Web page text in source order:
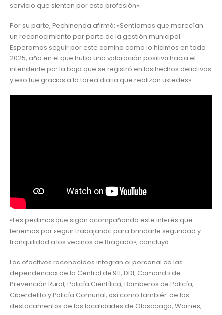
servicio que sienten por esta profesión».
Por su parte, Pechinenda afirmó: «Sentíamos que merecían
un reconocimiento por parte de la gestión municipal.
Esperamos seguir por este camino como lo hicimos en todo
2025, año en el que hubo una valoración positiva hacia el
intendente por la baja que se registró en los hechos delictivos
y eso fue gracias a la tarea diaria que realizan ustedes».
«Les pedimos que sigan acompañando este interés que
tenemos por seguir trabajando para brindarle seguridad y
tranquilidad a los vecinos de Bragado», concluyó.
Los efectivos reconocidos integran el personal de las
dependencias de la Central de 911, DDI, Comando de
Prevención Rural, Policía Científica, Bomberos de Policía,
Ciberdelito y Policía Comunal, así como también de los
destacamentos de las localidades de Olascoaga, Warnes,